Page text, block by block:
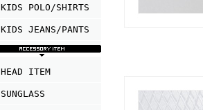
KIDS POLO/SHIRTS
KIDS JEANS/PANTS
HEAD ITEM
SUNGLASS